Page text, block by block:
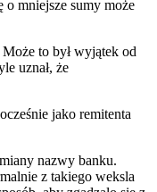
mniejsze sumy może
Może to był wyjątek od
uznał, że
jako remitenta
nazwy banku.
z takiego weksla